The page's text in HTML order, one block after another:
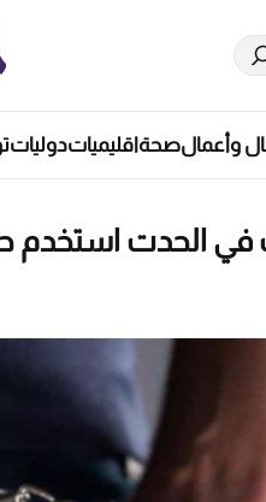
وأعمالصحةاقليمياتدوليات
الحدت استخدم